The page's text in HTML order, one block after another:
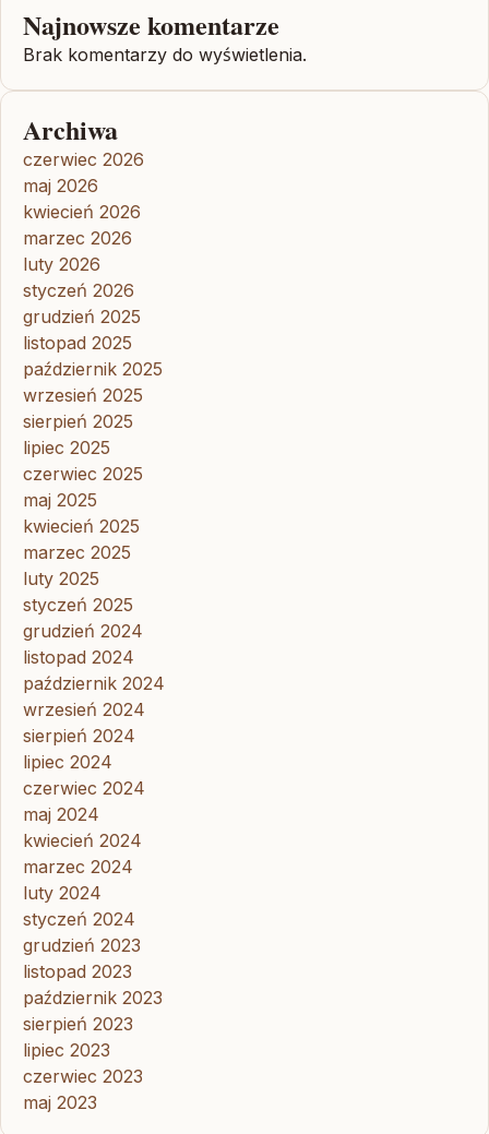
Najnowsze komentarze
Brak komentarzy do wyświetlenia.
Archiwa
czerwiec 2026
maj 2026
kwiecień 2026
marzec 2026
luty 2026
styczeń 2026
grudzień 2025
listopad 2025
październik 2025
wrzesień 2025
sierpień 2025
lipiec 2025
czerwiec 2025
maj 2025
kwiecień 2025
marzec 2025
luty 2025
styczeń 2025
grudzień 2024
listopad 2024
październik 2024
wrzesień 2024
sierpień 2024
lipiec 2024
czerwiec 2024
maj 2024
kwiecień 2024
marzec 2024
luty 2024
styczeń 2024
grudzień 2023
listopad 2023
październik 2023
sierpień 2023
lipiec 2023
czerwiec 2023
maj 2023